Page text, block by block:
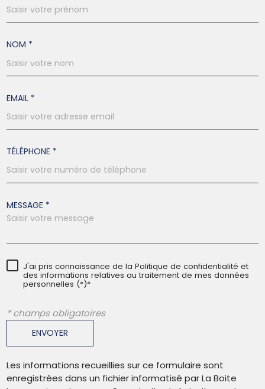
NOM *
EMAIL *
TÉLÉPHONE *
MESSAGE *
J'ai pris connaissance de la Politique de confidentialité et
des informations relatives au traitement de mes données
personnelles (*)*
* champs obligatoires
ENVOYER
Les informations recueillies sur ce formulaire sont
enregistrées dans un fichier informatisé par La Boite